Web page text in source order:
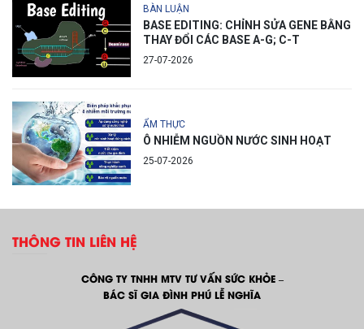
BÀN LUẬN
BASE EDITING: CHỈNH SỬA GENE BẰNG
THAY ĐỔI CÁC BASE A-G; C-T
27-07-2026
ẨM THỰC
Ô NHIỄM NGUỒN NƯỚC SINH HOẠT
25-07-2026
THÔNG TIN LIÊN HỆ
CÔNG TY TNHH MTV TƯ VẤN SỨC KHỎE –
BÁC SĨ GIA ĐÌNH PHÚ LỄ NGHĨA